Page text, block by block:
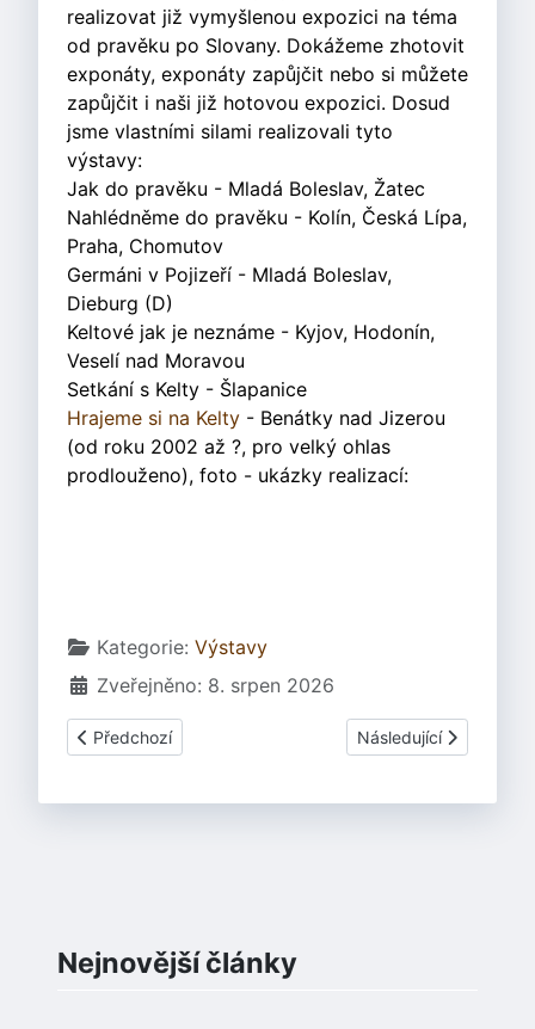
realizovat již vymyšlenou expozici na téma
od pravěku po Slovany. Dokážeme zhotovit
exponáty, exponáty zapůjčit nebo si můžete
zapůjčit i naši již hotovou expozici. Dosud
jsme vlastními silami realizovali tyto
výstavy:
Jak do pravěku - Mladá Boleslav, Žatec
Nahlédněme do pravěku - Kolín, Česká Lípa,
Praha, Chomutov
Germáni v Pojizeří - Mladá Boleslav,
Dieburg (D)
Keltové jak je neznáme - Kyjov, Hodonín,
Veselí nad Moravou
Setkání s Kelty - Šlapanice
Hrajeme si na Kelty - Benátky nad Jizerou
(od roku 2002 až ?, pro velký ohlas
prodlouženo), foto - ukázky realizací:
Základní údaje
Kategorie: Výstavy
Zveřejněno: 8. srpen 2026
Předchozí článek: Hrajeme si na Kelty v roce 2005
Předchozí Další článek: Hrajeme
Následující
Nejnovější články